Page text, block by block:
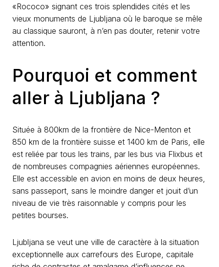
«Rococo» signant ces trois splendides cités et les
vieux monuments de Ljubljana où le baroque se mêle
au classique sauront, à n’en pas douter, retenir votre
attention.
Pourquoi et comment
aller à Ljubljana ?
Située à 800km de la frontière de Nice-Menton et
850 km de la frontière suisse et 1400 km de Paris, elle
est reliée par tous les trains, par les bus via Flixbus et
de nombreuses compagnies aériennes européennes.
Elle est accessible en avion en moins de deux heures,
sans passeport, sans le moindre danger et jouit d’un
niveau de vie très raisonnable y compris pour les
petites bourses.
Ljubljana se veut une ville de caractère à la situation
exceptionnelle aux carrefours des Europe, capitale